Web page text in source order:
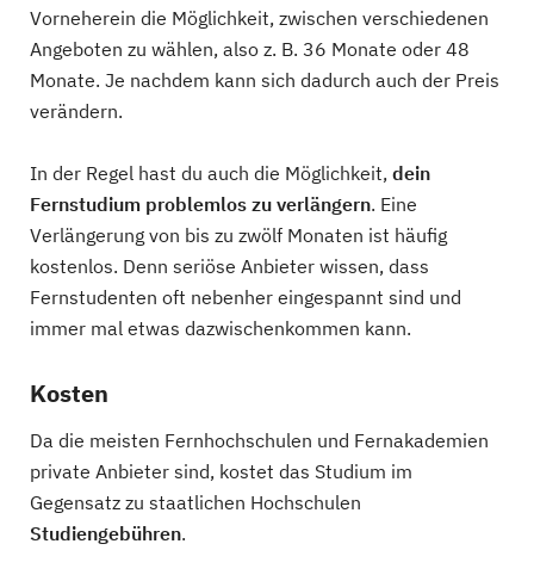
Vorneherein die Möglichkeit, zwischen verschiedenen
Angeboten zu wählen, also z. B. 36 Monate oder 48
Monate. Je nachdem kann sich dadurch auch der Preis
verändern.
In der Regel hast du auch die Möglichkeit, dein
Fernstudium problemlos zu verlängern. Eine
Verlängerung von bis zu zwölf Monaten ist häufig
kostenlos. Denn seriöse Anbieter wissen, dass
Fernstudenten oft nebenher eingespannt sind und
immer mal etwas dazwischenkommen kann.
Kosten
Da die meisten Fernhochschulen und Fernakademien
private Anbieter sind, kostet das Studium im
Gegensatz zu staatlichen Hochschulen
Studiengebühren.